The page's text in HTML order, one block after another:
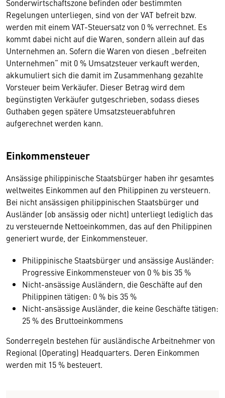
Sonderwirtschaftszone befinden oder bestimmten
Regelungen unterliegen, sind von der VAT befreit bzw.
werden mit einem VAT-Steuersatz von 0 % verrechnet. Es
kommt dabei nicht auf die Waren, sondern allein auf das
Unternehmen an. Sofern die Waren von diesen „befreiten
Unternehmen“ mit 0 % Umsatzsteuer verkauft werden,
akkumuliert sich die damit im Zusammenhang gezahlte
Vorsteuer beim Verkäufer. Dieser Betrag wird dem
begünstigten Verkäufer gutgeschrieben, sodass dieses
Guthaben gegen spätere Umsatzsteuerabfuhren
aufgerechnet werden kann.
Einkommensteuer
Ansässige philippinische Staatsbürger haben ihr gesamtes
weltweites Einkommen auf den Philippinen zu versteuern.
Bei nicht ansässigen philippinischen Staatsbürger und
Ausländer (ob ansässig oder nicht) unterliegt lediglich das
zu versteuernde Nettoeinkommen, das auf den Philippinen
generiert wurde, der Einkommensteuer.
Philippinische Staatsbürger und ansässige Ausländer:
Progressive Einkommensteuer von 0 % bis 35 %
Nicht-ansässige Ausländern, die Geschäfte auf den
Philippinen tätigen: 0 % bis 35 %
Nicht-ansässige Ausländer, die keine Geschäfte tätigen:
25 % des Bruttoeinkommens
Sonderregeln bestehen für ausländische Arbeitnehmer von
Regional (Operating) Headquarters. Deren Einkommen
werden mit 15 % besteuert.